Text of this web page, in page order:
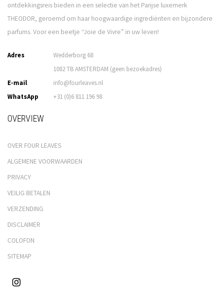
ontdekkingsreis bieden in een selectie van het Parijse luxemerk
THEODOR, geroemd om haar hoogwaardige ingrediënten en bijzondere
parfums. Voor een beetje “Joie de Vivre” in uw leven!
Adres
Wedderborg 68
1082 TB AMSTERDAM (geen bezoekadres)
E-mail
info@fourleaves.nl
WhatsApp
+31 (0)6 811 196 98
OVERVIEW
OVER FOUR LEAVES
ALGEMENE VOORWAARDEN
PRIVACY
VEILIG BETALEN
VERZENDING
DISCLAIMER
COLOFON
SITEMAP